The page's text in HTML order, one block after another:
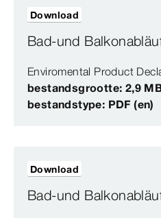
Bad-und
Enviromental Product
bestandsgrootte: 2,9
bestandstype: PDF (en)
Download
Bad-und
Download